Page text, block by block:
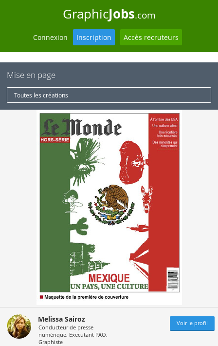
GraphicJobs.com
Connexion Inscription Accès recruteurs
Mise en page
Toutes les créations
Melissa Sairoz
Conducteur de presse
numérique, Executant PAO,
Graphiste
Voir le profil